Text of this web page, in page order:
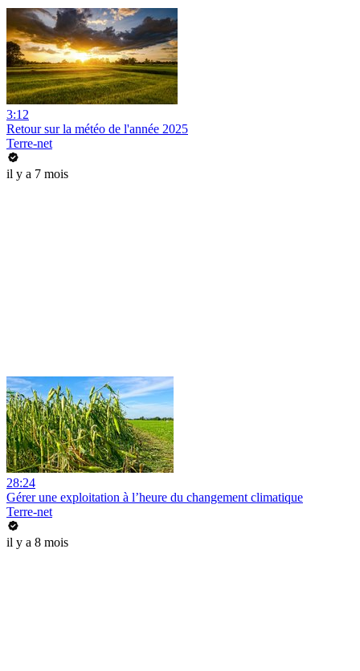
3:12
Retour sur la météo de l'année 2025
Terre-net
il y a 7 mois
28:24
Gérer une exploitation à l’heure du changement climatique
Terre-net
il y a 8 mois